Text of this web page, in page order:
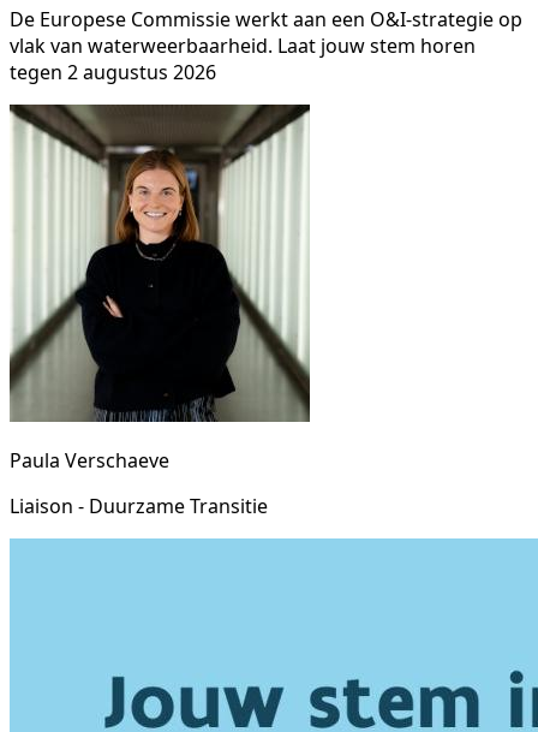
De Europese Commissie werkt aan een O&I-strategie op
vlak van waterweerbaarheid. Laat jouw stem horen
tegen 2 augustus 2026
Paula Verschaeve
Liaison - Duurzame Transitie